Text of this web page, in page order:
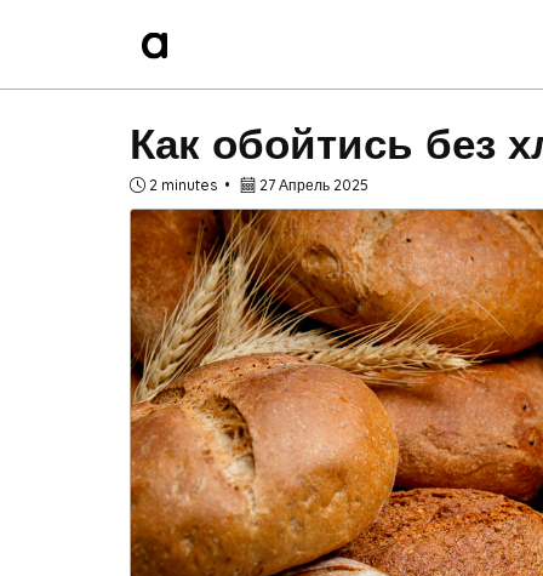
Как обойтись без
2 minutes 27 Апрель 2025